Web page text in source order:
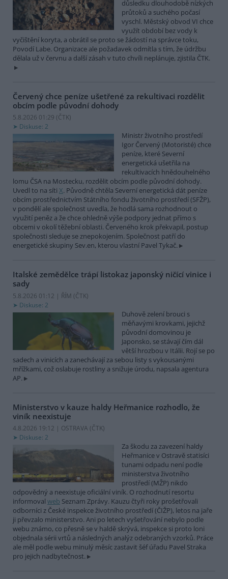
důsledku dlouhodobě nízkých
průtoků a suchého počasí
vyschl. Městský obvod VI chce
využít období bez vody k
vyčištění koryta, a obrátil se proto se žádostí na správce toku,
Povodí Labe. Organizace ale požadavek odmítla s tím, že údržbu
dělala už v červnu a další zásah v tuto chvíli neplánuje, zjistila ČTK.
Červený chce peníze ušetřené za rekultivaci rozdělit
obcím podle původní dohody
5.8.2026 01:29 (ČTK)
Diskuse: 2
Ministr životního prostředí
Igor Červený (Motoristé) chce
peníze, které Severní
energetická ušetřila na
rekultivacích hnědouhelného
lomu ČSA na Mostecku, rozdělit obcím podle původní dohody.
Uvedl to na síti X. Původně chtěla Severní energetická dát peníze
obcím prostřednictvím Státního fondu životního prostředí (SFŽP),
v pondělí ale společnost uvedla, že hodlá sama rozhodnout o
využití peněz a že chce ohledně výše podpory jednat přímo s
obcemi v okolí těžební oblasti. Červeného krok překvapil, postup
společnosti sleduje se znepokojením. Společnost patří do
energetické skupiny Sev.en, kterou vlastní Pavel Tykač.
Italské zemědělce trápí listokaz japonský ničící vinice i
sady
5.8.2026 01:12 | ŘÍM (ČTK)
Diskuse: 2
Duhově zelení brouci s
měňavými krovkami, jejichž
původní domovinou je
Japonsko, se stávají čím dál
větší hrozbou v Itálii. Rojí se po
sadech a vinicích a zanechávají za sebou listy s vykousanými
mřížkami, což oslabuje rostliny a snižuje úrodu, napsala agentura
AP.
Ministerstvo v kauze haldy Heřmanice rozhodlo, že
viník neexistuje
4.8.2026 19:12 | OSTRAVA (ČTK)
Diskuse: 2
Za škodu za zavezení haldy
Heřmanice v Ostravě statisíci
tunami odpadu není podle
ministerstva životního
prostředí (MŽP) nikdo
odpovědný a neexistuje oficiální viník. O rozhodnutí resortu
informoval web Seznam Zprávy. Kauzu čtyři roky prošetřovali
odborníci z České inspekce životního prostředí (ČIŽP), letos na jaře
ji převzalo ministerstvo. Ani po letech vyšetřování nebylo podle
webu známo, co přesně se v haldě skrývá, inspekce si proto loni
objednala sérii vrtů a následných analýz odebraných vzorků. Práce
ale měl podle webu minulý měsíc zastavit šéf úřadu Pavel Straka
pro jejich nadbytečnost.